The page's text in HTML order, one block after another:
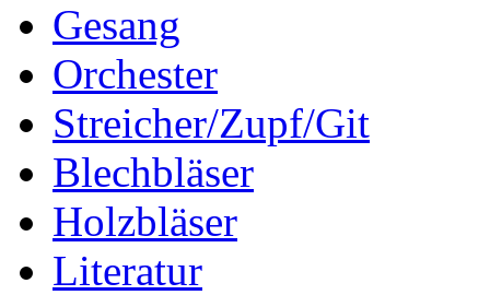
Gesang
Orchester
Streicher/Zupf/Git
Blechbläser
Holzbläser
Literatur